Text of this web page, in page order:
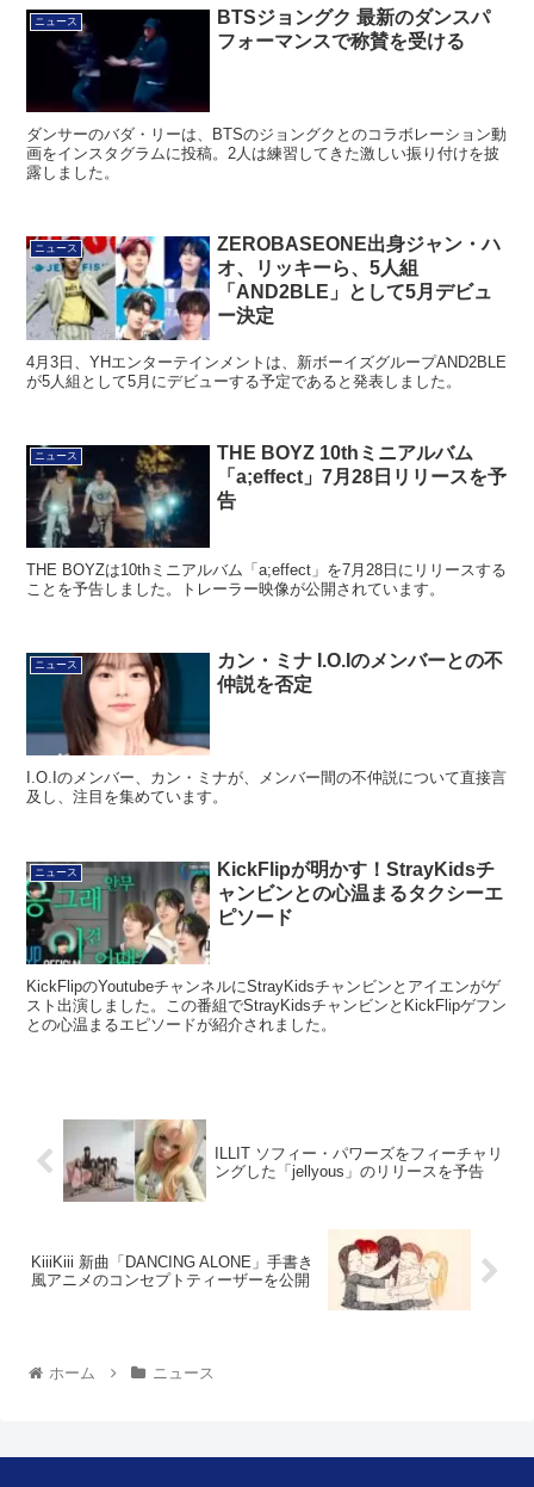
ニュース
BTSジョングク 最新のダンスパ
フォーマンスで称賛を受ける
ダンサーのバダ・リーは、BTSのジョングクとのコラボレーション動
画をインスタグラムに投稿。2人は練習してきた激しい振り付けを披
露しました。
ニュース
ZEROBASEONE出身ジャン・ハ
オ、リッキーら、5人組
「AND2BLE」として5月デビュ
ー決定
4月3日、YHエンターテインメントは、新ボーイズグループAND2BLE
が5人組として5月にデビューする予定であると発表しました。
ニュース
THE BOYZ 10thミニアルバム
「a;effect」7月28日リリースを予
告
THE BOYZは10thミニアルバム「a;effect」を7月28日にリリースする
ことを予告しました。トレーラー映像が公開されています。
ニュース
カン・ミナ I.O.Iのメンバーとの不
仲説を否定
I.O.Iのメンバー、カン・ミナが、メンバー間の不仲説について直接言
及し、注目を集めています。
ニュース
KickFlipが明かす！StrayKidsチ
ャンビンとの心温まるタクシーエ
ピソード
KickFlipのYoutubeチャンネルにStrayKidsチャンビンとアイエンがゲ
スト出演しました。この番組でStrayKidsチャンビンとKickFlipゲフン
との心温まるエピソードが紹介されました。
ILLIT ソフィー・パワーズをフィーチャリ
ングした「jellyous」のリリースを予告
KiiiKiii 新曲「DANCING ALONE」手書き
風アニメのコンセプトティーザーを公開
ホーム ニュース